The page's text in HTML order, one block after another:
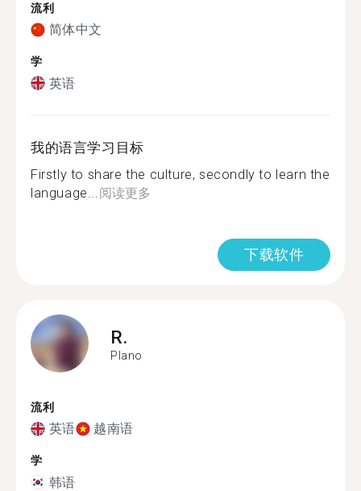
流利
简体中文
学
英语
我的语言学习目标
Firstly to share the culture, secondly to learn the
language... 阅读更多
下载软件
R.
Plano
流利
英语 越南语
学
韩语